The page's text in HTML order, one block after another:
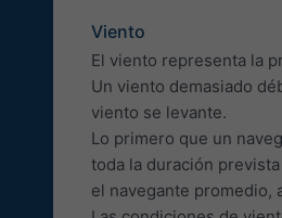
Viento
El viento representa la
Un viento demasiado
viento se levante.
Lo primero que un
toda la duración
el navegante promedio,